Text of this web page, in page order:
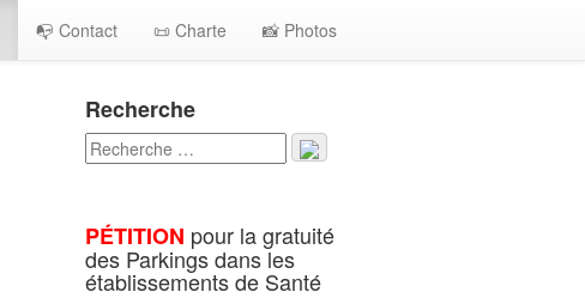
📭 Contact 📜 Charte 📸 Photos
Recherche
PÉTITION pour la gratuité
des Parkings dans les
établissements de Santé